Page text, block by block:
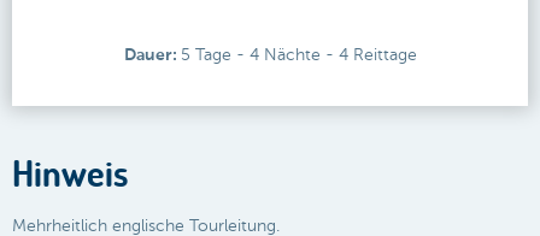
Dauer: 5 Tage - 4 Nächte - 4 Reittage
Hinweis
Mehrheitlich englische Tourleitung.